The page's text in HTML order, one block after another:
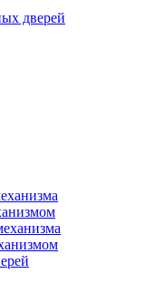
дверей